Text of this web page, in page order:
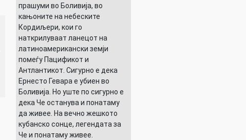
прашуми во Боливија, во
кањоните на небеските
Кордиљери, кои го
наткрилуваат ланецот на
латиноамерикански земји
помеѓу Пацификот и
Антлантикот. Сигурно е дека
Ернесто Гевара е убиен во
Боливија. Но уште по сигурно е
дека Че останува и понатаму
да живее. На вечно жешкото
кубанско сонце, легендата за
Че и понатаму живее.